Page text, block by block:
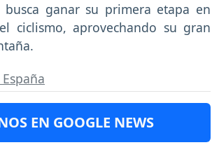
busca ganar su primera etapa en
ciclismo, aprovechando su gran
EN GOOGLE NEWS